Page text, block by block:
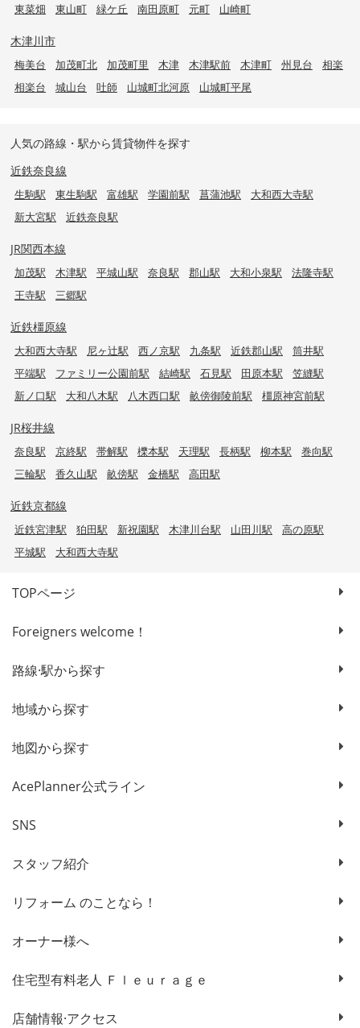
東菜畑
東山町 緑ケ丘 南田原町 元町 山崎町
木津川市
梅美台 加茂町北 加茂町里 木津 木津駅前 木津町 州見台
相楽
相楽台
城山台 吐師 山城町北河原 山城町平尾
人気の路線・駅から賃貸物件を探す
近鉄奈良線
生駒駅 東生駒駅 富雄駅 学園前駅 菖蒲池駅
大和西大寺駅
新大宮駅
近鉄奈良駅
JR関西本線
加茂駅 木津駅 平城山駅 奈良駅 郡山駅 大和小泉駅
法隆寺駅
王寺駅
三郷駅
近鉄橿原線
大和西大寺駅 尼ヶ辻駅 西ノ京駅 九条駅 近鉄郡山駅
筒井駅
平端駅
ファミリー公園前駅 結崎駅 石見駅 田原本駅
笠縫駅
新ノ口駅
大和八木駅 八木西口駅 畝傍御陵前駅 橿原神宮前駅
JR桜井線
奈良駅 京終駅 帯解駅 櫟本駅 天理駅 長柄駅 柳本駅
巻向駅
三輪駅
香久山駅 畝傍駅 金橋駅 高田駅
近鉄京都線
近鉄宮津駅 狛田駅 新祝園駅 木津川台駅 山田川駅
高の原駅
平城駅
大和西大寺駅
TOPページ
Foreigners welcome！
路線·駅から探す
地域から探す
地図から探す
AcePlanner公式ライン
SNS
スタッフ紹介
リフォーム のことなら！
オーナー様へ
住宅型有料老人 Ｆｌｅｕｒａｇｅ
店舗情報·アクセス